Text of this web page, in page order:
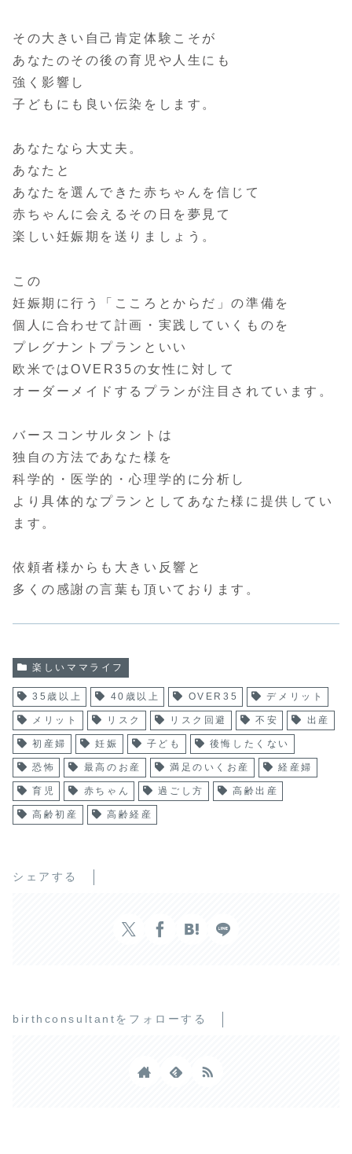
その大きい自己肯定体験こそが
あなたのその後の育児や人生にも
強く影響し
子どもにも良い伝染をします。
あなたなら大丈夫。
あなたと
あなたを選んできた赤ちゃんを信じて
赤ちゃんに会えるその日を夢見て
楽しい妊娠期を送りましょう。
この
妊娠期に行う「こころとからだ」の準備を
個人に合わせて計画・実践していくものを
プレグナントプランといい
欧米ではOVER35の女性に対して
オーダーメイドするプランが注目されています。
バースコンサルタントは
独自の方法であなた様を
科学的・医学的・心理学的に分析し
より具体的なプランとしてあなた様に提供してい
ます。
依頼者様からも大きい反響と
多くの感謝の言葉も頂いております。
楽しいママライフ
35歳以上 40歳以上 OVER35 デメリット
メリット リスク リスク回避 不安 出産
初産婦 妊娠 子ども 後悔したくない
恐怖 最高のお産 満足のいくお産 経産婦
育児 赤ちゃん 過ごし方 高齢出産
高齢初産 高齢経産
シェアする
birthconsultantをフォローする